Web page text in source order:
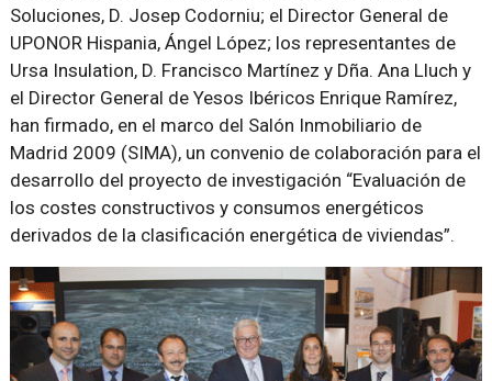
Soluciones, D. Josep Codorniu; el Director General de
UPONOR Hispania, Ángel López; los representantes de
Ursa Insulation, D. Francisco Martínez y Dña. Ana Lluch y
el Director General de Yesos Ibéricos Enrique Ramírez,
han firmado, en el marco del Salón Inmobiliario de
Madrid 2009 (SIMA), un convenio de colaboración para el
desarrollo del proyecto de investigación “Evaluación de
los costes constructivos y consumos energéticos
derivados de la clasificación energética de viviendas”.